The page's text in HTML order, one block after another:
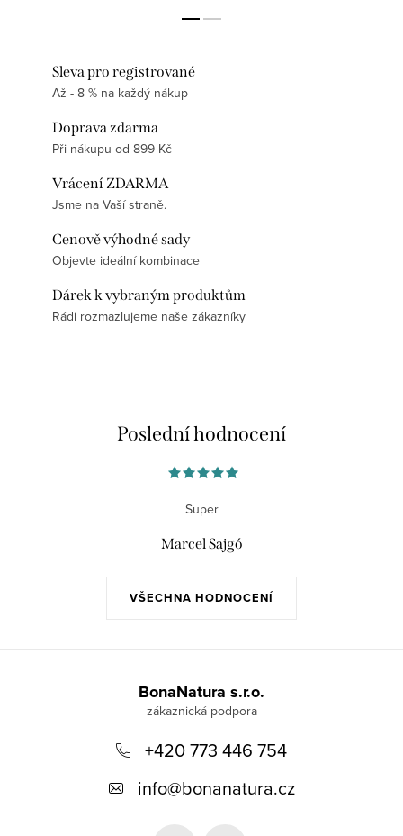
Sleva pro registrované
Až - 8 % na každý nákup
Doprava zdarma
Při nákupu od 899 Kč
Vrácení ZDARMA
Jsme na Vaší straně.
Cenově výhodné sady
Objevte ideální kombinace
Dárek k vybraným produktům
Rádi rozmazlujeme naše zákazníky
Poslední hodnocení
VŠECHNA HODNOCENÍ
Super
Marcel Sajgó
BonaNatura s.r.o.
+420 773 446 754
info@bonanatura.cz